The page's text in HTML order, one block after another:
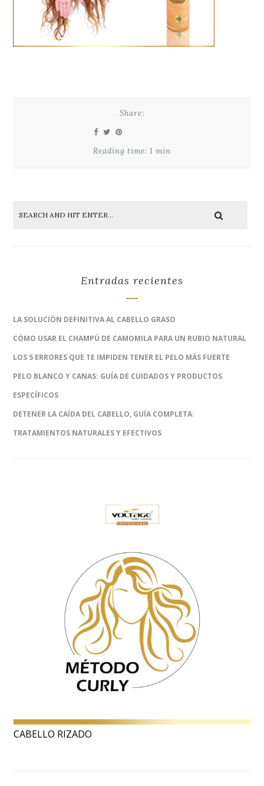
Share:
Reading time: 1 min
Entradas recientes
LA SOLUCIÓN DEFINITIVA AL CABELLO GRASO
CÓMO USAR EL CHAMPÚ DE CAMOMILA PARA UN RUBIO NATURAL
LOS 5 ERRORES QUE TE IMPIDEN TENER EL PELO MÁS FUERTE
PELO BLANCO Y CANAS: GUÍA DE CUIDADOS Y PRODUCTOS
ESPECÍFICOS
DETENER LA CAÍDA DEL CABELLO, GUÍA COMPLETA:
TRATAMIENTOS NATURALES Y EFECTIVOS
CABELLO RIZADO